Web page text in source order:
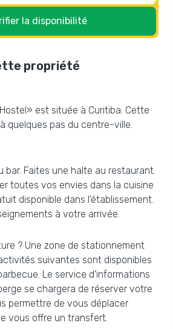
la disponibilité
propriété
est située à Curitiba. Cette
quelques pas du centre-ville.
bar. Faites une halte au restaurant.
toutes vos envies dans la cuisine
disponible dans l’établissement.
à votre arrivée.
? Une zone de stationnement
suivantes sont disponibles
Le service d’informations
se chargera de réserver votre
permettre de vous déplacer
vous offre un transfert.